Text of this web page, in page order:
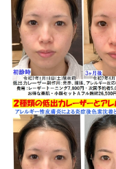
2025.10.30
動くスライド正面画
す｡画像処理は､縦横
像の大きさ補正を厳
す｡
2025.10.20
活動期のニキビに対
た｡毛根にある皮脂
性脂肪の分泌を低下
をアクネＦと名付け